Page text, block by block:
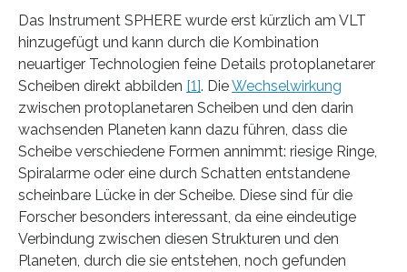
Das Instrument SPHERE wurde erst kürzlich am VLT
hinzugefügt und kann durch die Kombination
neuartiger Technologien feine Details protoplanetarer
Scheiben direkt abbilden [1]. DieWechselwirkung
zwischen protoplanetaren Scheiben und den darin
wachsenden Planeten kann dazu führen, dass die
Scheibe verschiedene Formen annimmt: riesige Ringe,
Spiralarme oder eine durch Schatten entstandene
scheinbare Lücke in der Scheibe. Diese sind für die
Forscher besonders interessant, da eine eindeutige
Verbindung zwischen diesen Strukturen und den
Planeten, durch die sie entstehen, noch gefunden